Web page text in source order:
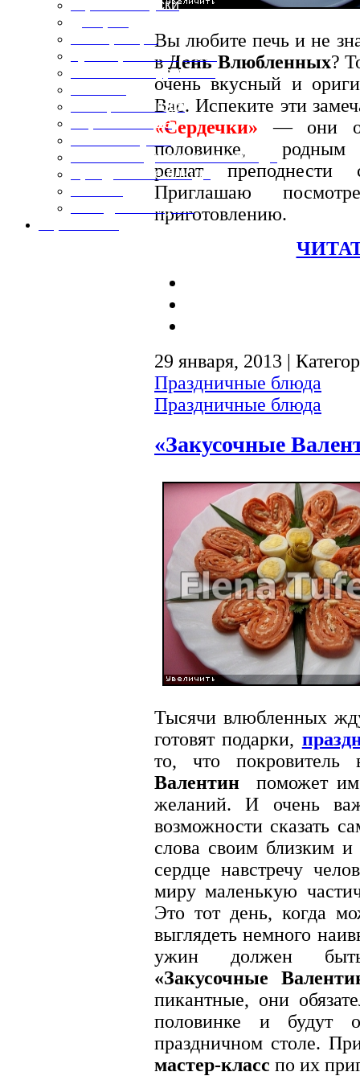
Горячие закуски
Консервация
Кулинарные хитрости
Маленьким гурманам
Овощные блюда
Первые блюда
Постные и диетические блюда
Праздничные блюда
Холодные закуски
Вы любите печь и не
вДень Влюбленных?
очень вкусный и
Вас. Испеките эти
«Сердечки» — они
половинке,
решат преподнести
Приглашаю
приготовлению.
29 января, 2013 |
Праздничные блюда
Праздничные блюда
«Закусочные
Тысячи влюбленных
готовят подарки,
то, что
Валентинпоможет
желаний. И очень
возможности сказать
слова своим близким
сердце навстречу
миру маленькую
Это тот день, когда
выглядеть немного
ужин должен быть
«Закусочные
пикантные, они
половинке и будут
праздничном столе.
мастер-класс по их